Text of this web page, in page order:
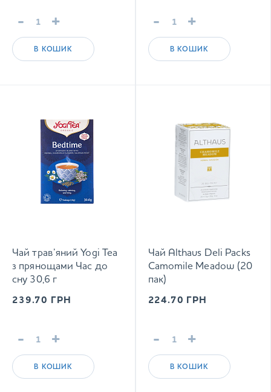
- +
В КОШИК
- +
В КОШИК
Чай трав’яний Yogi Tea
з прянощами Час до
сну 30,6 г
239.70 ГРН
- +
В КОШИК
Чай Althaus Deli Packs
Camomile Meadow (20
пак)
224.70 ГРН
- +
В КОШИК